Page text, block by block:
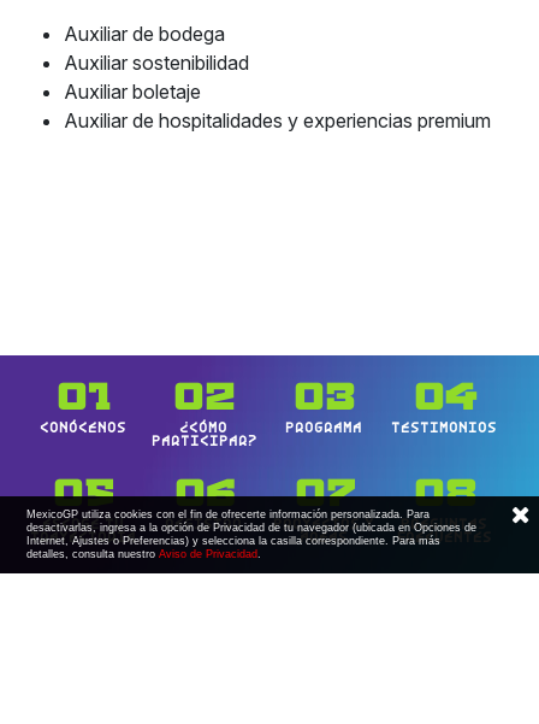
Auxiliar de bodega
Auxiliar sostenibilidad
Auxiliar boletaje
Auxiliar de hospitalidades y experiencias premium
01
conócenos
02
¿cómo
participar?
03
programa
04
testimonios
05
escoge tu
trayectoria
06
registro
07
proyectos y
áreas
08
preguntas
frecuentes
MexicoGP utiliza cookies con el fin de ofrecerte información personalizada. Para
desactivarlas, ingresa a la opción de Privacidad de tu navegador (ubicada en Opciones de
Internet, Ajustes o Preferencias) y selecciona la casilla correspondiente. Para más
detalles, consulta nuestroAviso de Privacidad.